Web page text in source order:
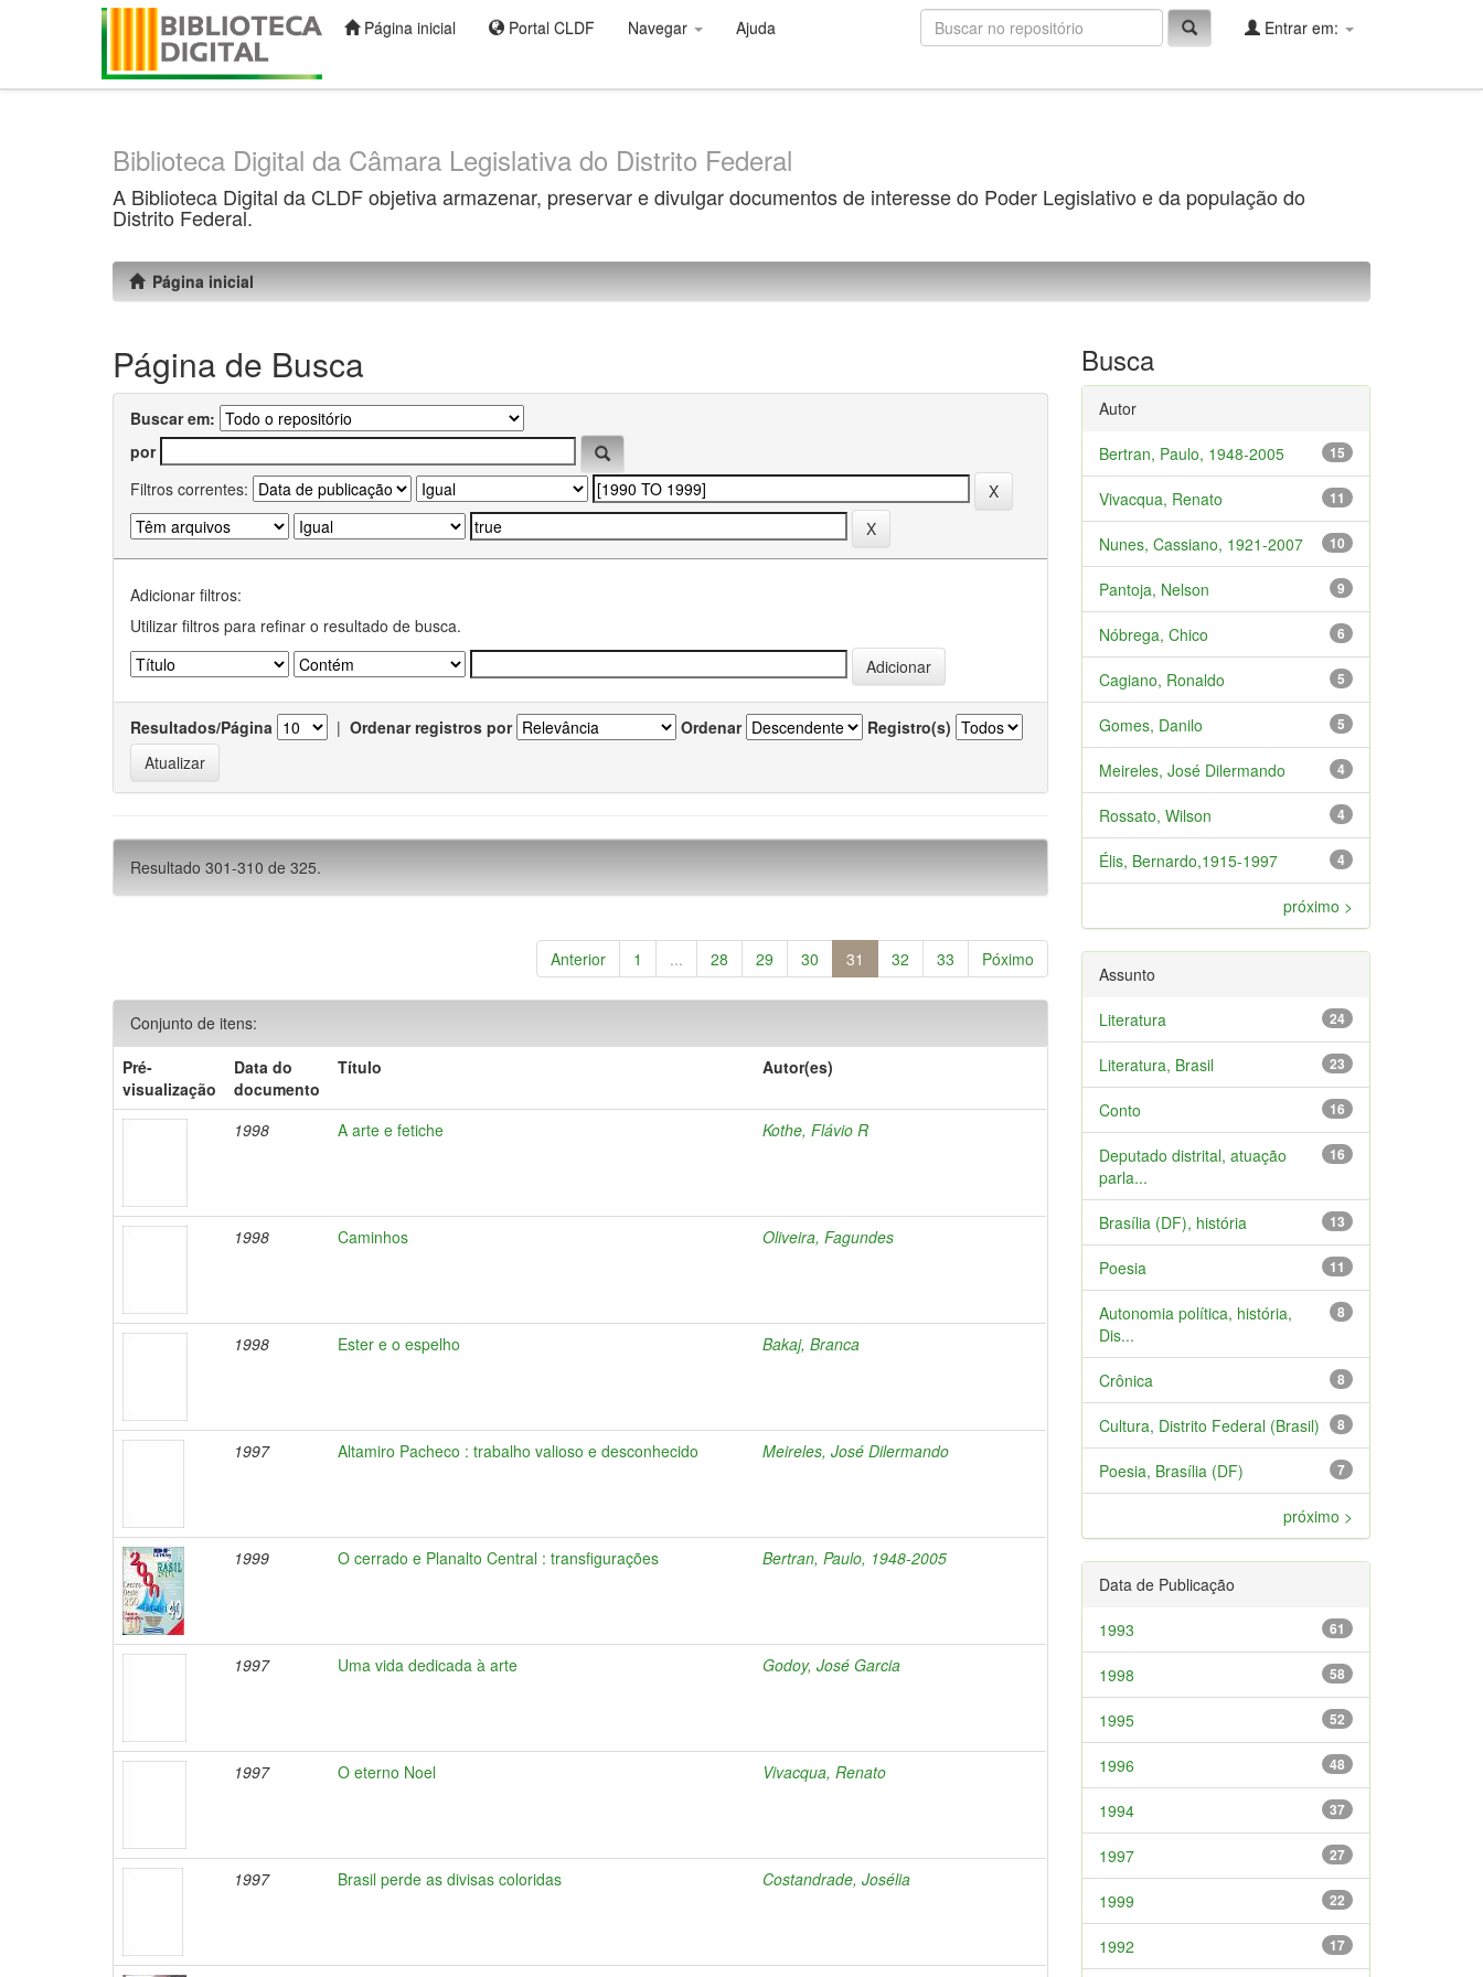
Página inicial Portal CLDF Navegar Ajuda Entrar em:
Biblioteca Digital da Câmara Legislativa do Distrito Federal
A Biblioteca Digital da CLDF objetiva armazenar, preservar e divulgar documentos de interesse do Poder Legislativo e da população do
Distrito Federal.
Página inicial
Página de Busca
Buscar em:
por
Filtros correntes:
Adicionar filtros:
Utilizar filtros para refinar o resultado de busca.
Resultados/Página | Ordenar registros por Ordenar Registro(s)
Resultado 301-310 de 325.
Anterior 1 ... 28 29 30 31 32 33 Póximo
Conjunto de itens:
Pré-
visualização
Data do
documento
Título Autor(es)
1998 A arte e fetiche Kothe, Flávio R
1998 Caminhos Oliveira, Fagundes
1998 Ester e o espelho Bakaj, Branca
1997 Altamiro Pacheco : trabalho valioso e desconhecido Meireles, José Dilermando
1999 O cerrado e Planalto Central : transfigurações Bertran, Paulo, 1948-2005
1997 Uma vida dedicada à arte Godoy, José Garcia
1997 O eterno Noel Vivacqua, Renato
1997 Brasil perde as divisas coloridas Costandrade, Josélia
Busca
Autor
15
Bertran, Paulo, 1948-2005
11
Vivacqua, Renato
10
Nunes, Cassiano, 1921-2007
9
Pantoja, Nelson
6
Nóbrega, Chico
5
Cagiano, Ronaldo
5
Gomes, Danilo
4
Meireles, José Dilermando
4
Rossato, Wilson
4
Élis, Bernardo,1915-1997
próximo >
Assunto
24
Literatura
23
Literatura, Brasil
16
Conto
16
Deputado distrital, atuação
parla...
13
Brasília (DF), história
11
Poesia
8
Autonomia política, história,
Dis...
8
Crônica
8
Cultura, Distrito Federal (Brasil)
7
Poesia, Brasília (DF)
próximo >
Data de Publicação
61
1993
58
1998
52
1995
48
1996
37
1994
27
1997
22
1999
17
1992